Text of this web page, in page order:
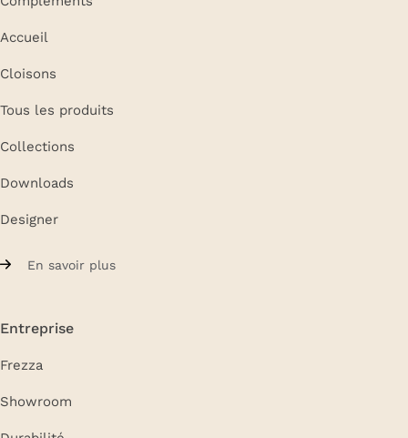
Accueil
Cloisons
Tous les produits
Collections
Downloads
Designer
En savoir plus
Entreprise
Frezza
Showroom